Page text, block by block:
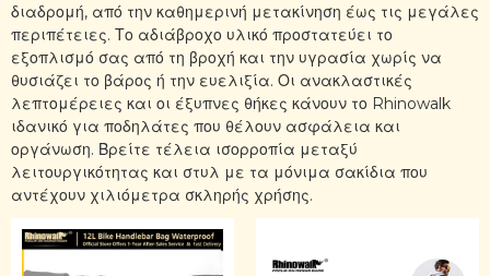
διαδρομή, από την καθημερινή μετακίνηση έως τις μεγάλες
περιπέτειες. Το αδιάβροχο υλικό προστατεύει το
εξοπλισμό σας από τη βροχή και την υγρασία χωρίς να
θυσιάζει το βάρος ή την ευελιξία. Οι ανακλαστικές
λεπτομέρειες και οι έξυπνες θήκες κάνουν το Rhinowalk
ιδανικό για ποδηλάτες που θέλουν ασφάλεια και
οργάνωση. Βρείτε τέλεια ισορροπία μεταξύ
λειτουργικότητας και στυλ με τα μόνιμα σακίδια που
αντέχουν χιλιόμετρα σκληρής χρήσης.